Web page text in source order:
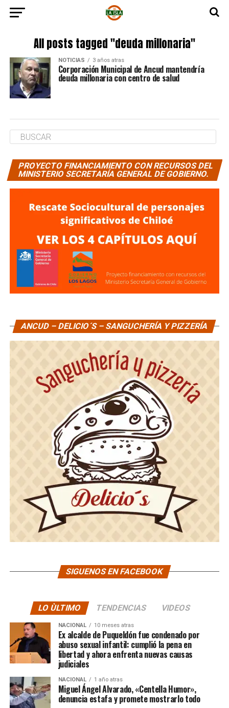
All posts tagged "deuda millonaria"
NOTICIAS 3 años atras
Corporación Municipal de Ancud mantendría
deuda millonaria con centro de salud
PROYECTO FINANCIAMIENTO CON RECURSOS DEL
MINISTERIO SECRETARÍA GENERAL DE GOBIERNO.
ANCUD – DELICIO´S – SANGUCHERÍA Y PIZZERÍA
SIGUENOS EN FACEBOOK
LO ÙLTIMO TENDENCIAS VIDEOS
NACIONAL 10 meses atras
Ex alcalde de Puqueldón fue condenado por
abuso sexual infantil: cumplió la pena en
libertad y ahora enfrenta nuevas causas
judiciales
NACIONAL 1 año atras
Miguel Ángel Alvarado, «Centella Humor»,
denuncia estafa y promete mostrarlo todo